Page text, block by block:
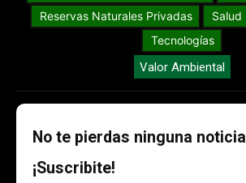
Reservas Naturales Privadas
Salud
Tecnologías
Valor Ambiental
No te pierdas ninguna noticia
¡Suscribite!